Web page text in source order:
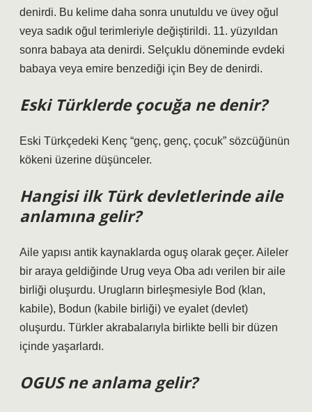
denirdi. Bu kelime daha sonra unutuldu ve üvey oğul
veya sadık oğul terimleriyle değiştirildi. 11. yüzyıldan
sonra babaya ata denirdi. Selçuklu döneminde evdeki
babaya veya emire benzediği için Bey de denirdi.
Eski Türklerde çocuğa ne denir?
Eski Türkçedeki Kenç “genç, genç, çocuk” sözcüğünün
kökeni üzerine düşünceler.
Hangisi ilk Türk devletlerinde aile
anlamına gelir?
Aile yapısı antik kaynaklarda oguş olarak geçer. Aileler
bir araya geldiğinde Urug veya Oba adı verilen bir aile
birliği oluşurdu. Urugların birleşmesiyle Bod (klan,
kabile), Bodun (kabile birliği) ve eyalet (devlet)
oluşurdu. Türkler akrabalarıyla birlikte belli bir düzen
içinde yaşarlardı.
OGUS ne anlama gelir?